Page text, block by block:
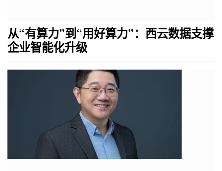
从“有算力”到“用好算力”：西云数据支撑
企业智能化升级